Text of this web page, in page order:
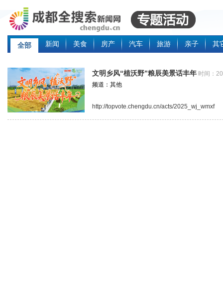
全部 新闻 美食 房产 汽车 旅游 亲子 其
文明乡风“植沃野”粮辰美景话丰年 时间：
频道：其他
http://topvote.chengdu.cn/acts/2025_wj_wmxf